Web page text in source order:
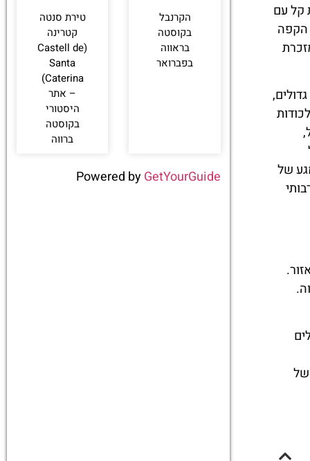
קל עם
הקפה
של
של
הקרנבל
בקוסטה
בראווה
בפברואר
טירת סנטה
קטרינה
(Castell de
Santa
Caterina)
– אתר
היסטורי
בקוסטה
ברווה
Powered byGetYourGuide